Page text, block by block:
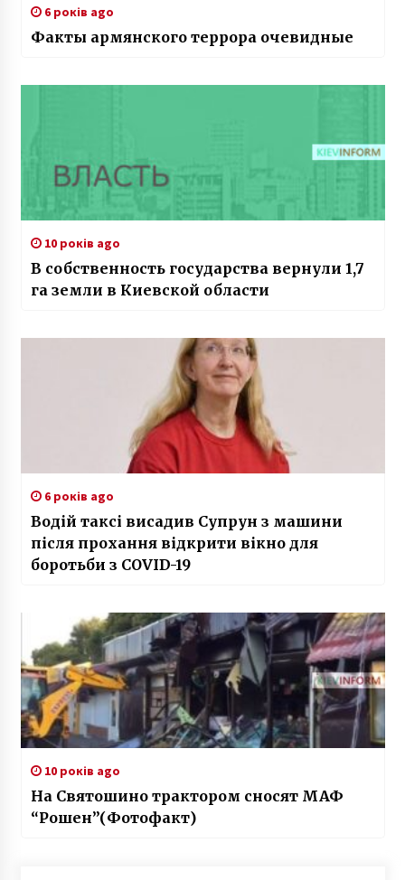
6 років ago
Факты армянского террора очевидные
10 років ago
В собственность государства вернули 1,7
га земли в Киевской области
6 років ago
Водій таксі висадив Супрун з машини
після прохання відкрити вікно для
боротьби з COVID-19
10 років ago
На Святошино трактором сносят МАФ
“Рошен”(Фотофакт)